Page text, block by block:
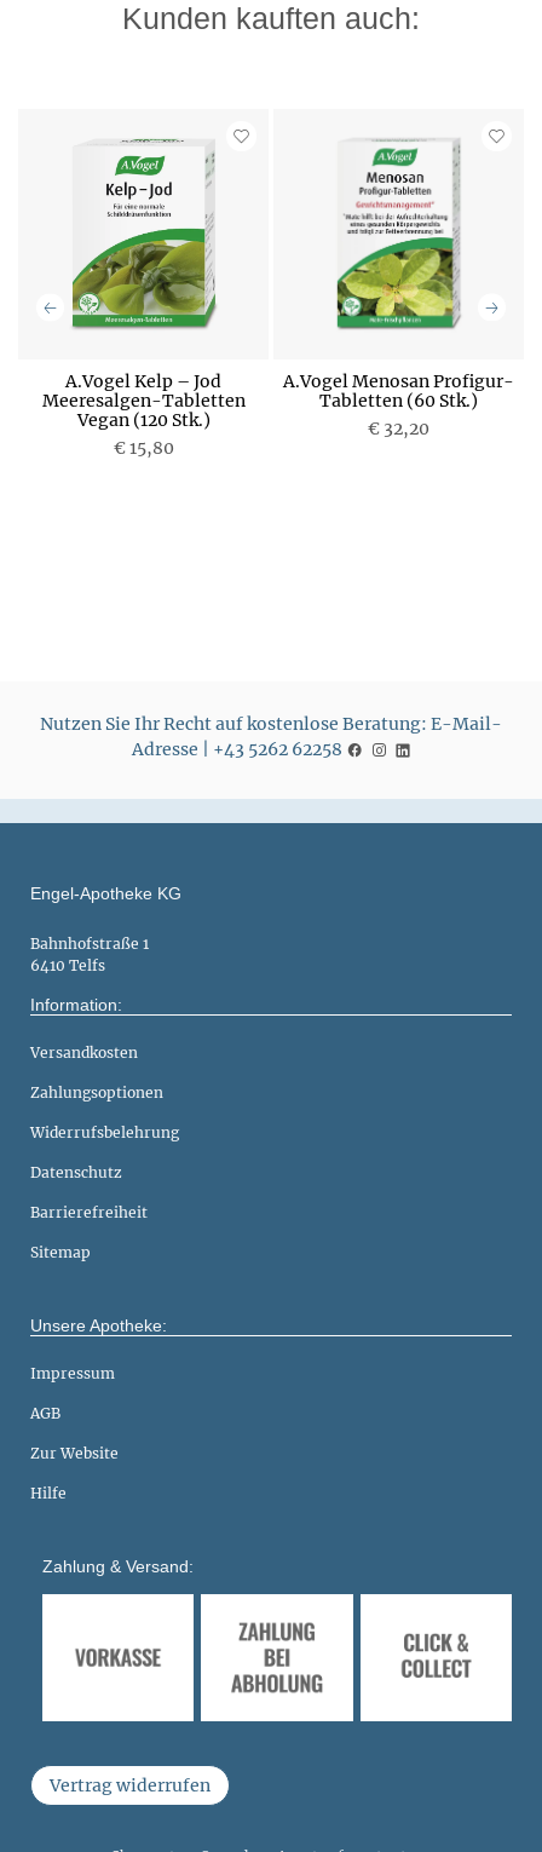
Kunden kauften auch:
A.Vogel Kelp – Jod
Meeresalgen-Tabletten
Vegan (120 Stk.)
€ 15,80
A.Vogel Menosan Profigur-
Tabletten (60 Stk.)
€ 32,20
P
Nutzen Sie Ihr Recht auf kostenlose Beratung: E-Mail-
Adresse | +43 5262 62258
Engel-Apotheke KG
Bahnhofstraße 1
6410 Telfs
Information:
Versandkosten
Zahlungsoptionen
Widerrufsbelehrung
Datenschutz
Barrierefreiheit
Sitemap
Unsere Apotheke:
Impressum
AGB
Zur Website
Hilfe
Zahlung & Versand:
Vertrag widerrufen